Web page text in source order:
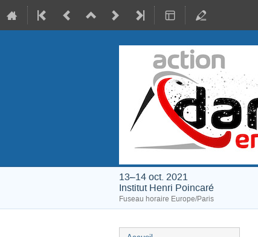
13–14 oct. 2021
Institut Henri Poincaré
Fuseau horaire Europe/Paris